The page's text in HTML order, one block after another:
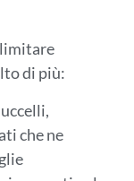
limitare
di più:
che ne